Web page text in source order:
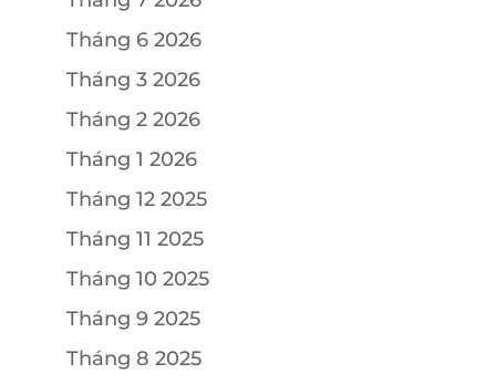
Tháng 6 2026
Tháng 3 2026
Tháng 2 2026
Tháng 1 2026
Tháng 12 2025
Tháng 11 2025
Tháng 10 2025
Tháng 9 2025
Tháng 8 2025